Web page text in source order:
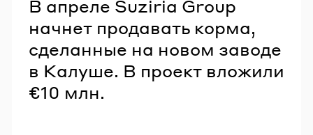
В апреле Suziria Group
начнет продавать корма,
сделанные на новом заводе
в Калуше. В проект вложили
€10 млн.